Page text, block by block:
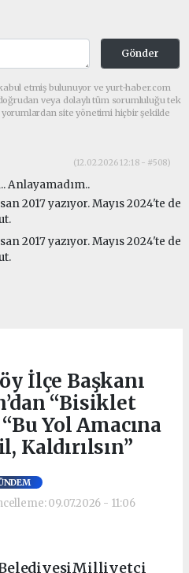
Gönder
etmiş bulunuyor ve yurt-haber.com
veya dolaylı tüm sorumluluğu tek
yorumlardan site yönetimi hiçbir şekilde
(12.02.2026 12:18 - #508)
Anlayamadım..
2017 yazıyor. Mayıs 2024'te de
2017 yazıyor. Mayıs 2024'te de
İlçe Başkanı
“Bisiklet
Yol Amacına
Kaldırılsın”
09.07.2026 - 11:06